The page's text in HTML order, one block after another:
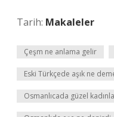
Tarih: Makaleler
Çeşm ne anlama gelir
Eski Türkçede aşık ne
Osmanlıcada güzel